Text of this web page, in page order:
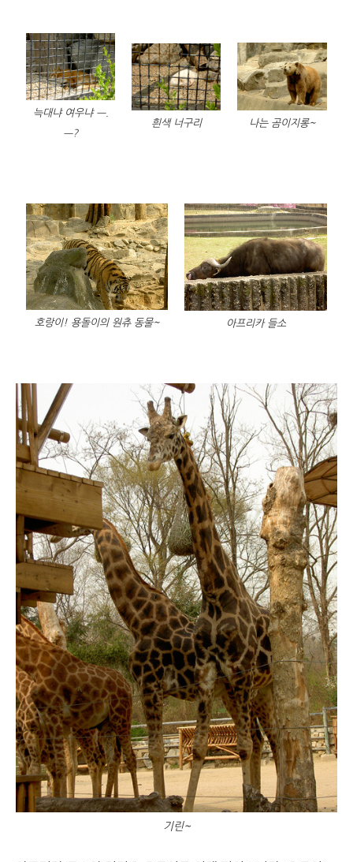
늑대냐 여우냐 ㅡ.
ㅡ?
흰색 너구리 나는 곰이지롱~
호랑이! 용돌이의 원츄 동물~ 아프리카 들소
기린~